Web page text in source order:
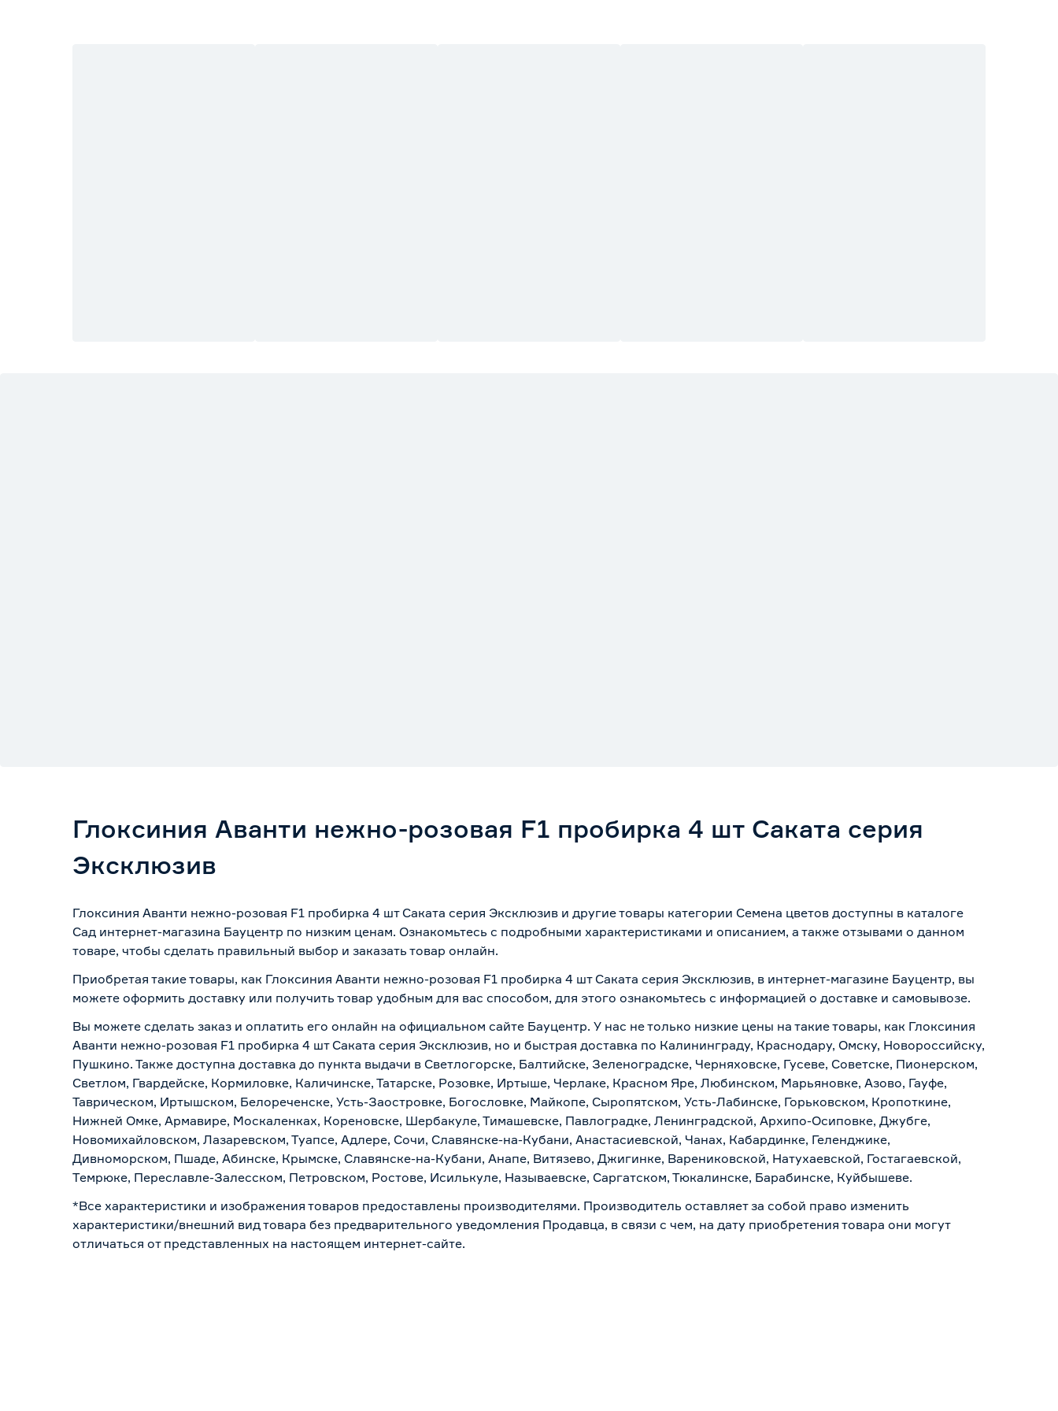
Глоксиния Аванти нежно-розовая F1 пробирка 4 шт Саката серия
Эксклюзив
Глоксиния Аванти нежно-розовая F1 пробирка 4 шт Саката серия Эксклюзив и другие товары категории Семена цветов доступны в каталоге
Сад интернет-магазина Бауцентр по низким ценам. Ознакомьтесь с подробными характеристиками и описанием, а также отзывами о данном
товаре, чтобы сделать правильный выбор и заказать товар онлайн.
Приобретая такие товары, как Глоксиния Аванти нежно-розовая F1 пробирка 4 шт Саката серия Эксклюзив, в интернет-магазине Бауцентр, вы
можете оформить доставку или получить товар удобным для вас способом, для этого ознакомьтесь с информацией о доставке и самовывозе.
Вы можете сделать заказ и оплатить его онлайн на официальном сайте Бауцентр. У нас не только низкие цены на такие товары, как Глоксиния
Аванти нежно-розовая F1 пробирка 4 шт Саката серия Эксклюзив, но и быстрая доставка по Калининграду, Краснодару, Омску, Новороссийску,
Пушкино. Также доступна доставка до пункта выдачи в Светлогорске, Балтийске, Зеленоградске, Черняховске, Гусеве, Советске, Пионерском,
Светлом, Гвардейске, Кормиловке, Каличинске, Татарске, Розовке, Иртыше, Черлаке, Красном Яре, Любинском, Марьяновке, Азово, Гауфе,
Таврическом, Иртышском, Белореченске, Усть-Заостровке, Богословке, Майкопе, Сыропятском, Усть-Лабинске, Горьковском, Кропоткине,
Нижней Омке, Армавире, Москаленках, Кореновске, Шербакуле, Тимашевске, Павлоградке, Ленинградской, Архипо-Осиповке, Джубге,
Новомихайловском, Лазаревском, Туапсе, Адлере, Сочи, Славянске-на-Кубани, Анастасиевской, Чанах, Кабардинке, Геленджике,
Дивноморском, Пшаде, Абинске, Крымске, Славянске-на-Кубани, Анапе, Витязево, Джигинке, Варениковской, Натухаевской, Гостагаевской,
Темрюке, Переславле-Залесском, Петровском, Ростове, Исилькуле, Называевске, Саргатском, Тюкалинске, Барабинске, Куйбышеве.
*Все характеристики и изображения товаров предоставлены производителями. Производитель оставляет за собой право изменить
характеристики/внешний вид товара без предварительного уведомления Продавца, в связи с чем, на дату приобретения товара они могут
отличаться от представленных на настоящем интернет-сайте.